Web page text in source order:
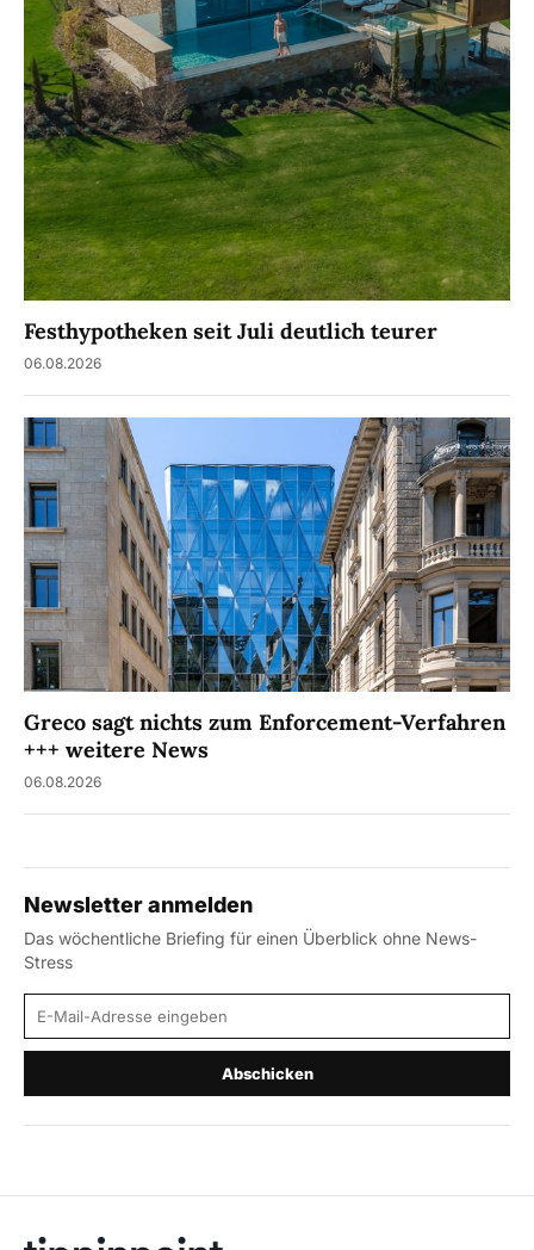
Festhypotheken seit Juli deutlich teurer
06.08.2026
Greco sagt nichts zum Enforcement-Verfahren
+++ weitere News
06.08.2026
Newsletter anmelden
Das wöchentliche Briefing für einen Überblick ohne News-
Stress
E-Mail-Adresse
Abschicken